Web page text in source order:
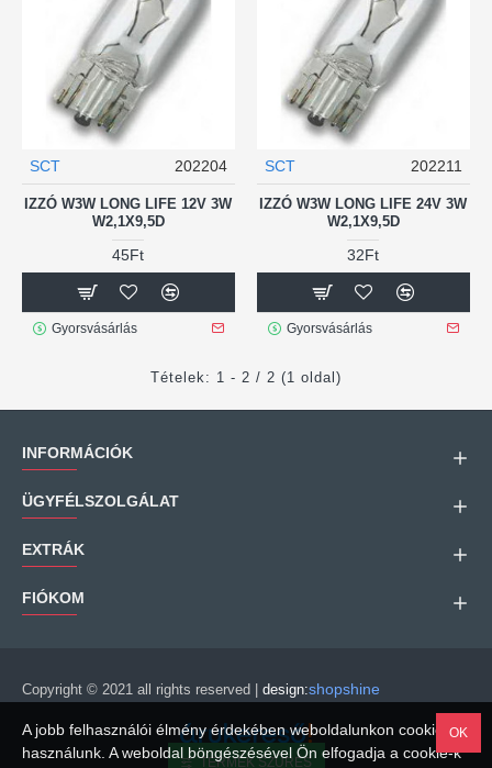
SCT 202204
IZZÓ W3W LONG LIFE 12V 3W
W2,1X9,5D
45Ft
Gyorsvásárlás
SCT 202211
IZZÓ W3W LONG LIFE 24V 3W
W2,1X9,5D
32Ft
Gyorsvásárlás
Tételek: 1 - 2 / 2 (1 oldal)
INFORMÁCIÓK
ÜGYFÉLSZOLGÁLAT
EXTRÁK
FIÓKOM
Copyright © 2021 all rights reserved | design:shopshine
OK
A jobb felhasználói élmény érdekében weboldalunkon cookie-kat
használunk. A weboldal böngészésével Ön elfogadja a cookie-k
TERMÉK SZŰRÉS